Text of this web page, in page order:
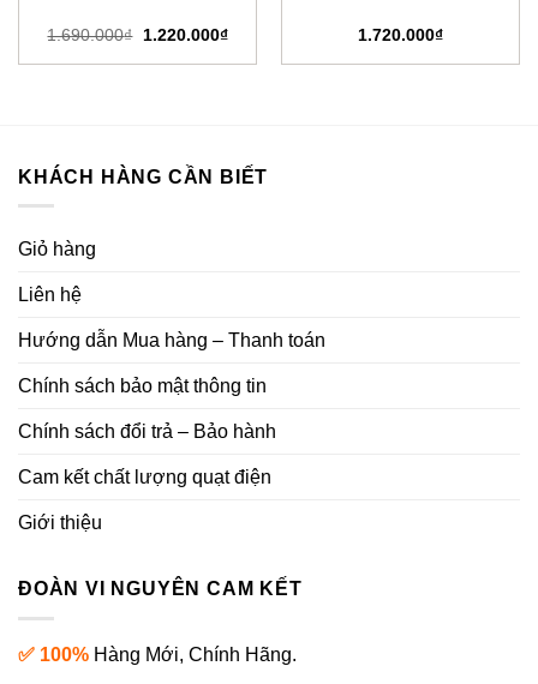
1.690.000₫
Giá
là:
1.220.000₫Giá
tại
1.720.000₫
KHÁCH HÀNG CẦN BIẾT
Giỏ hàng
Liên hệ
Hướng dẫn Mua hàng – Thanh toán
Chính sách bảo mật thông tin
Chính sách đổi trả – Bảo hành
Cam kết chất lượng quạt điện
Giới thiệu
ĐOÀN VI NGUYÊN CAM KẾT
✅ 100% Hàng Mới, Chính Hãng.